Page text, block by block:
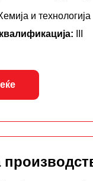
и технологија